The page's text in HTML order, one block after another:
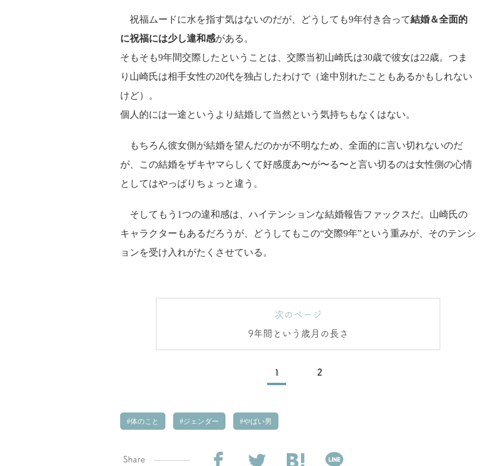
祝福ムードに水を指す気はないのだが、どうしても9年付き合って結婚＆全面的
に祝福には少し違和感がある。
そもそも9年間交際したということは、交際当初山崎氏は30歳で彼女は22歳。つま
り山崎氏は相手女性の20代を独占したわけで（途中別れたこともあるかもしれない
けど）。
個人的には一途というより結婚して当然という気持ちもなくはない。
もちろん彼女側が結婚を望んだのかが不明なため、全面的に言い切れないのだ
が、この結婚をザキヤマらしくて好感度あ〜が〜る〜と言い切るのは女性側の心情
としてはやっぱりちょっと違う。
そしてもう1つの違和感は、ハイテンションな結婚報告ファックスだ。山崎氏の
キャラクターもあるだろうが、どうしてもこの“交際9年”という重みが、そのテンシ
ョンを受け入れがたくさせている。
次のページ
9年間という歳月の長さ
1 2
体のこと ジェンダー やばい男
Share